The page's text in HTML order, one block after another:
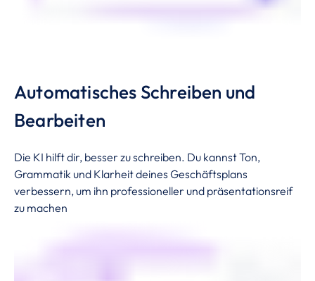
Automatisches Schreiben und
Bearbeiten
Die KI hilft dir, besser zu schreiben. Du kannst Ton,
Grammatik und Klarheit deines Geschäftsplans
verbessern, um ihn professioneller und präsentationsreif
zu machen